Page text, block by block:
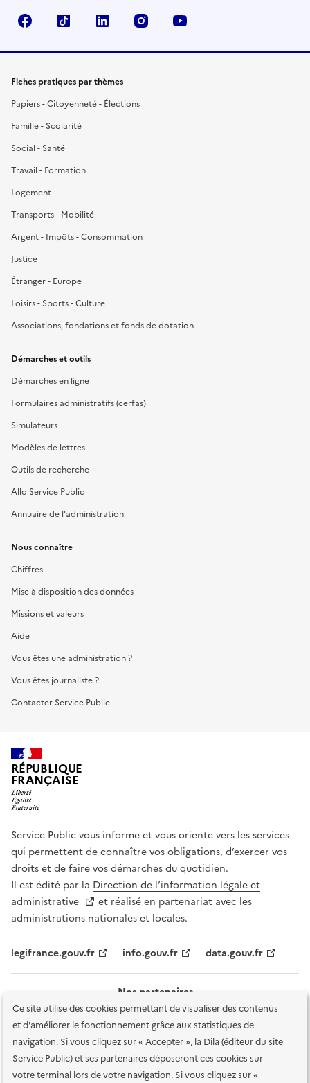
Ce site utilise des cookies permettant de visualiser des contenus
et d'améliorer le fonctionnement grâce aux statistiques de
navigation. Si vous cliquez sur « Accepter », la Dila (éditeur du site
Service Public) et ses partenaires déposeront ces cookies sur
votre terminal lors de votre navigation. Si vous cliquez sur «
FacebookTikTok LinkedIn Instagram
Fiches pratiques par thèmes
Papiers - Citoyenneté - Élections
Famille - Scolarité
Social - Santé
Travail - Formation
Logement
Transports - Mobilité
Argent - Impôts - Consommation
Justice
Étranger - Europe
Loisirs - Sports - Culture
Associations, fondations et fonds de dotation
Démarches et outils
Démarches en ligne
Formulaires administratifs (cerfas)
Simulateurs
Modèles de lettres
Outils de recherche
Allo Service Public
Annuaire de l'administration
Nous connaître
Chiffres
Mise à disposition des données
Missions et valeurs
Aide
Vous êtes une administration ?
Vous êtes journaliste ?
Contacter Service Public
RÉPUBLIQUE
FRANÇAISE
Service Public vous informe et vous oriente vers les services
qui permettent de connaître vos obligations, d’exercer vos
droits et de faire vos démarches du quotidien.
Il est édité par la Direction de l’information légale et
administrative
et réalisé en partenariat avec les
administrations nationales et locales.
legifrance.gouv.fr info.gouv.fr data.gouv.fr
Nos partenaires
Plan du site Accessibilité : totalement conforme Accessibilité des